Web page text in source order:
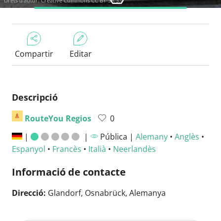
Compartir Editar
Descripció
RouteYou Regios
0
|
| Pública | Alemany• Anglès •
Espanyol • Francès • Italià • Neerlandès
Informació de contacte
Direcció: Glandorf, Osnabrück, Alemanya